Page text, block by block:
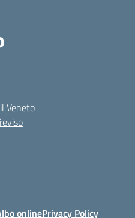
Veneto
onlinePrivacy Policy